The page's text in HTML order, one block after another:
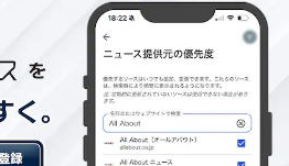
税込110円）
110円で食べられるネタは、脂
どぐろ」、舌触りの良さや甘み